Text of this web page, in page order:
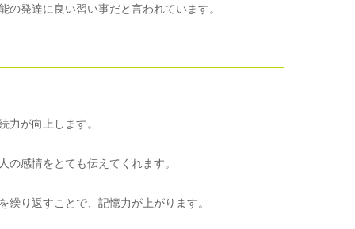
発達に良い習い事だと言われています。
が向上します。
感情をとても伝えてくれます。
り返すことで、記憶力が上がります。